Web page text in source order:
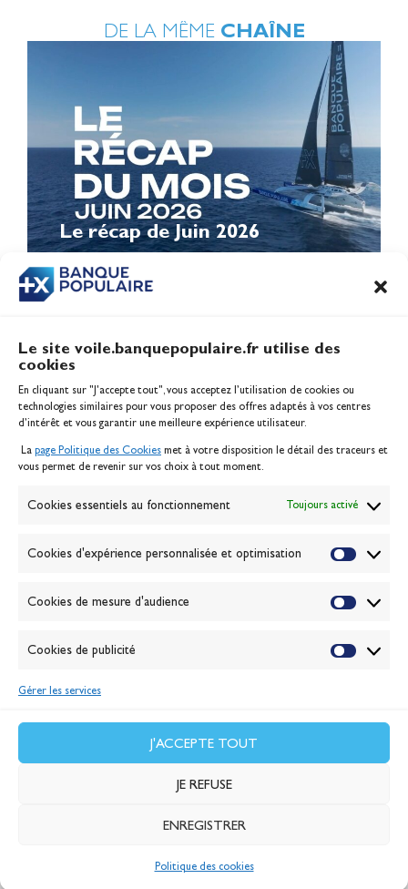
Le site voile.banquepopulaire.fr utilise des
cookies
En cliquant sur "J'accepte tout", vous acceptez l’utilisation de cookies ou
technologies similaires pour vous proposer des offres adaptés à vos centres
d’intérêt et vous garantir une meilleure expérience utilisateur.
La page Politique des Cookies met à votre disposition le détail des traceurs et
vous permet de revenir sur vos choix à tout moment.
Cookies essentiels au fonctionnement Toujours activé
Cookies d'expérience personnalisée et optimisation
Cookies de mesure d'audience
Cookies de publicité
Gérer les services
J'ACCEPTE TOUT
JE REFUSE
ENREGISTRER
Politique des cookies
DE LA MÊME CHAÎNE
Le récap de Juin 2026
Inscription serveur média
Contact
Politique des cookies
Banque de la voile
Passion Voile TV
ABONNEZ-VOUS
J'accepte lapolitique de confidentialité
© 2026 Banque Populaire